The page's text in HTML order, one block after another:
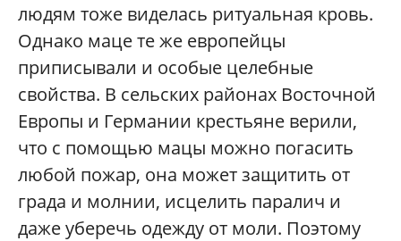
людям тоже виделась ритуальная кровь.
Однако маце те же европейцы
приписывали и особые целебные
свойства. В сельских районах Восточной
Европы и Германии крестьяне верили,
что с помощью мацы можно погасить
любой пожар, она может защитить от
града и молнии, исцелить паралич и
даже уберечь одежду от моли. Поэтому